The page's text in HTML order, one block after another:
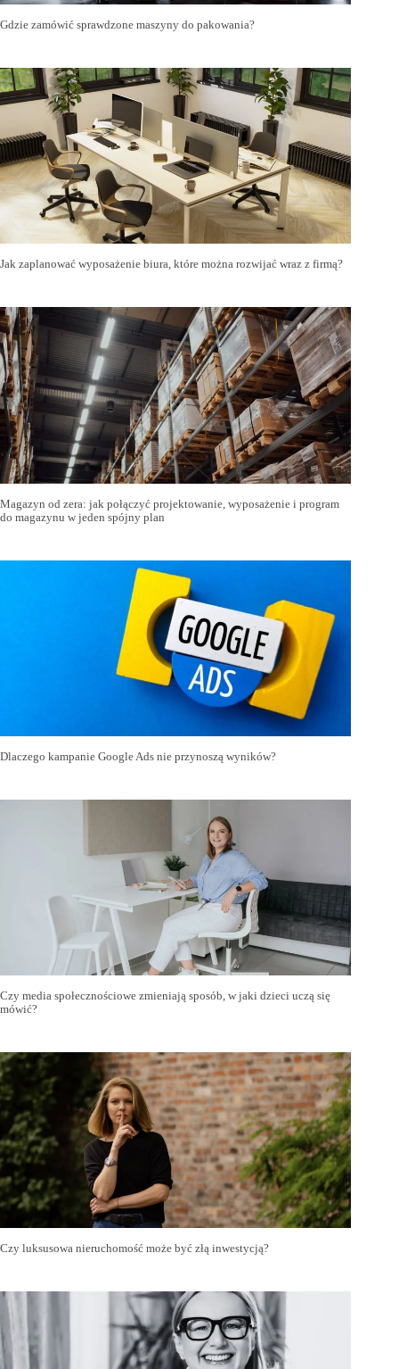
Gdzie zamówić sprawdzone maszyny do pakowania?
Jak zaplanować wyposażenie biura, które można rozwijać wraz z firmą?
Magazyn od zera: jak połączyć projektowanie, wyposażenie i program
do magazynu w jeden spójny plan
Dlaczego kampanie Google Ads nie przynoszą wyników?
Czy media społecznościowe zmieniają sposób, w jaki dzieci uczą się
mówić?
Czy luksusowa nieruchomość może być złą inwestycją?